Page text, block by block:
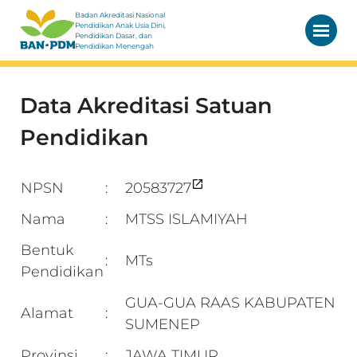
Badan Akreditasi Nasional
Pendidikan Anak Usia Dini,
Pendidikan Dasar, dan
Pendidikan Menengah
Data Akreditasi Satuan
Pendidikan
NPSN :
20583727
Nama
:
MTSS ISLAMIYAH
Bentuk
Pendidikan
: MTs
Alamat :
GUA-GUA RAAS KABUPATEN
SUMENEP